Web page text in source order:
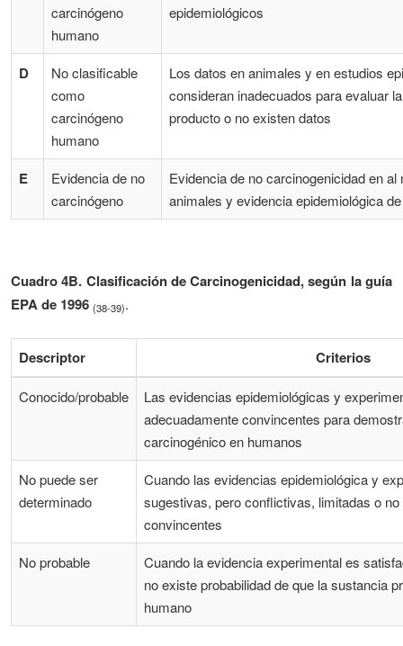
carcinógeno
humano
epidemiológicos
D
No clasificable
como
carcinógeno
humano
Los datos en animales y en estudios
consideran inadecuados para evaluar
producto o no existen datos
E
Evidencia de no
carcinógeno
Evidencia de no carcinogenicidad en
animales y evidencia epidemiológica
Cuadro 4B. Clasificación de Carcinogenicidad, según la guía
EPA de 1996 (38-39).
Descriptor Criterios
Conocido/probable
Las evidencias epidemiológicas y
adecuadamente convincentes para
carcinogénico en humanos
No puede ser
determinado
Cuando las evidencias epidemiológica y
sugestivas, pero conflictivas, limitadas o
convincentes
No probable
Cuando la evidencia experimental es
no existe probabilidad de que la sustancia
humano